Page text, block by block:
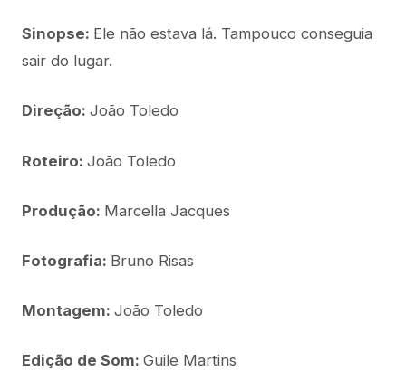
Sinopse: Ele não estava lá. Tampouco conseguia
sair do lugar.
Direção: João Toledo
Roteiro: João Toledo
Produção: Marcella Jacques
Fotografia: Bruno Risas
Montagem: João Toledo
Edição de Som: Guile Martins